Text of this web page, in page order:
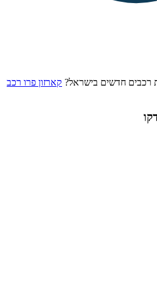
רכבים חדשים בישראל? קארזון פרו רכב